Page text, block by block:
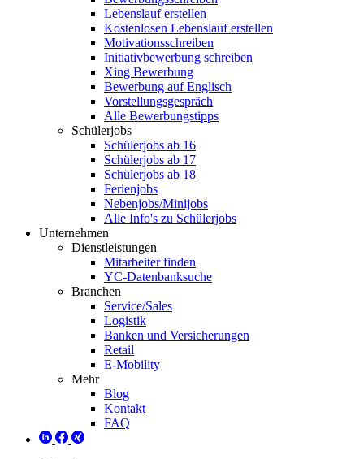
Lebenslauf erstellen
Kostenlosen Lebenslauf erstellen
Motivationsschreiben
Initiativbewerbung schreiben
Xing Bewerbung
Bewerbung auf Englisch
Vorstellungsgespräch
Alle Bewerbungstipps
Schülerjobs
Schülerjobs ab 16
Schülerjobs ab 17
Schülerjobs ab 18
Ferienjobs
Nebenjobs/Minijobs
Alle Info's zu Schülerjobs
Unternehmen
Dienstleistungen
Mitarbeiter finden
YC-Datenbanksuche
Branchen
Service/Sales
Logistik
Banken und Versicherungen
Retail
E-Mobility
Mehr
Blog
Kontakt
FAQ